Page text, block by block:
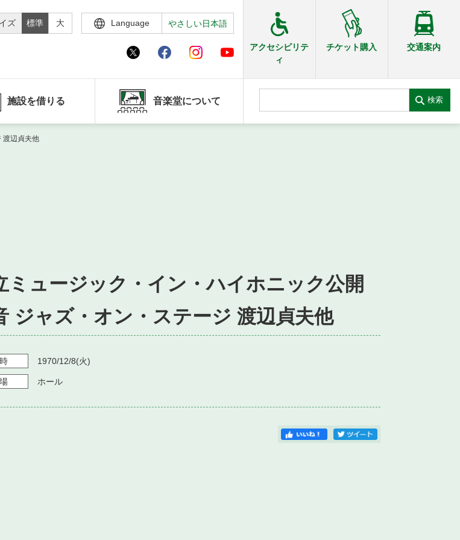
ズ 標準 大 Language やさしい日本語
アクセシビリテ
ィ
チケット購入 交通案内
施設を借りる 音楽堂について 検索
渡辺貞夫他
ミュージック・イン・ハイホニック公開
ジャズ・オン・ステージ 渡辺貞夫他
1970/12/8(火)
ホール